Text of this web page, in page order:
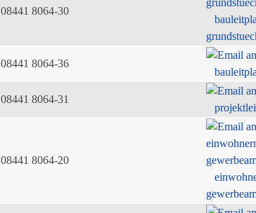
08441 8064-30
08441 8064-36
08441 8064-31
08441 8064-20